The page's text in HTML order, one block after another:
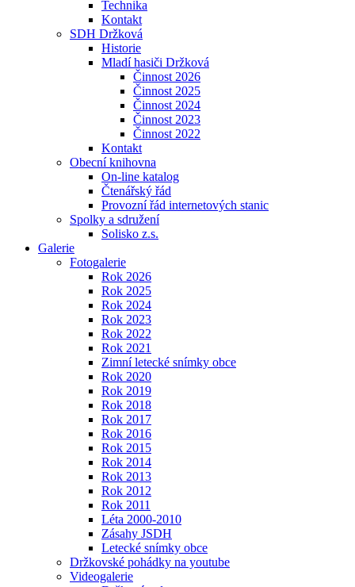
Technika
Kontakt
SDH Držková
Historie
Mladí hasiči Držková
Činnost 2026
Činnost 2025
Činnost 2024
Činnost 2023
Činnost 2022
Kontakt
Obecní knihovna
On-line katalog
Čtenářský řád
Provozní řád internetových stanic
Spolky a sdružení
Solisko z.s.
Galerie
Fotogalerie
Rok 2026
Rok 2025
Rok 2024
Rok 2023
Rok 2022
Rok 2021
Zimní letecké snímky obce
Rok 2020
Rok 2019
Rok 2018
Rok 2017
Rok 2016
Rok 2015
Rok 2014
Rok 2013
Rok 2012
Rok 2011
Léta 2000-2010
Zásahy JSDH
Letecké snímky obce
Držkovské pohádky na youtube
Videogalerie